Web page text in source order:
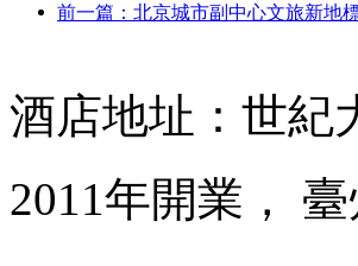
酒店地址：世紀
2011年開業，